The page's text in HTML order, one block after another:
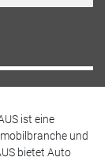
ist eine
und
bietet Auto